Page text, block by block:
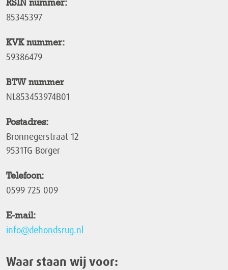
RSIN nummer:
85345397
KVK nummer:
59386479
BTW nummer
NL853453974B01
Postadres:
Bronnegerstraat 12
9531TG Borger
Telefoon:
0599 725 009
E-mail:
info@dehondsrug.nl
Waar staan wij voor: